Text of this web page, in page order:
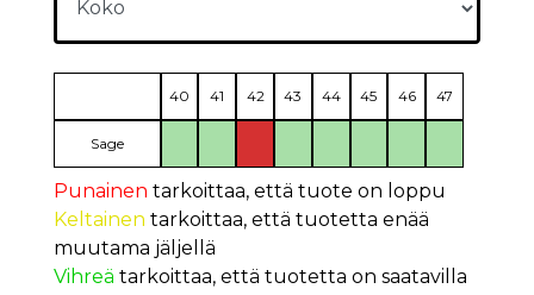
40 41 42 43 44 45 46 47
Sage
Punainen tarkoittaa, että tuote on loppu
Keltainen tarkoittaa, että tuotetta enää
muutama jäljellä
Vihreä tarkoittaa, että tuotetta on saatavilla